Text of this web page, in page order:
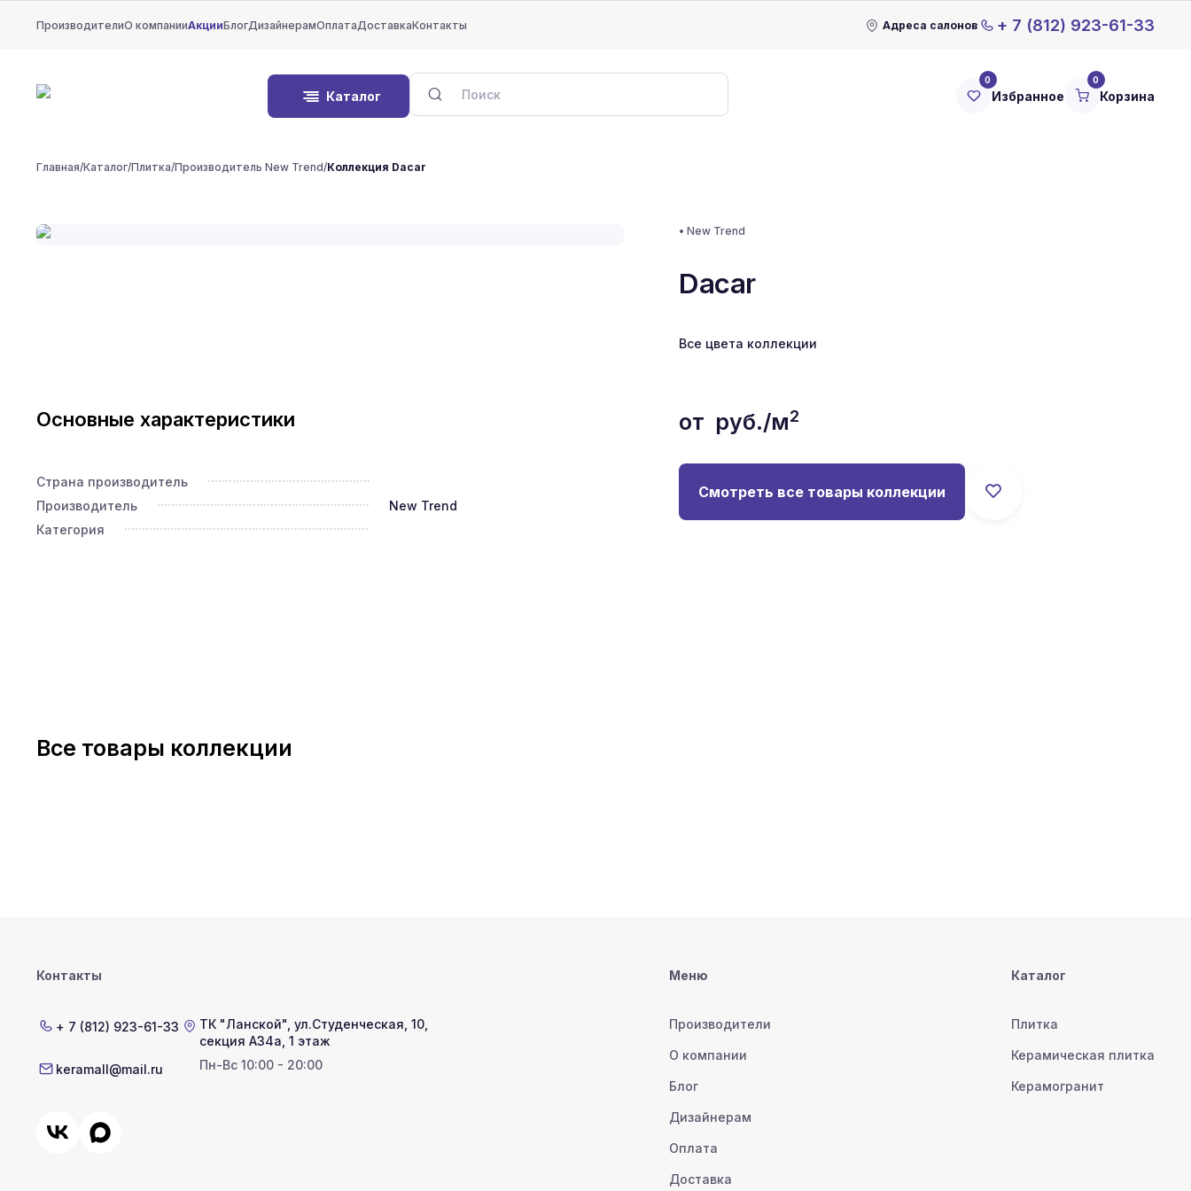
ПроизводителиО компанииАкцииБлогДизайнерамОплатаДоставкаКонтакты Адреса салонов + 7 (812) 923-61-33
Каталог
0
Избранное
0
Корзина
Главная/Каталог/Плитка/Производитель New Trend/Коллекция Dacar
• New Trend
Dacar
Все цвета коллекции
от руб./м2
Смотреть все товары коллекции
Основные характеристики
Страна производитель
Производитель
New Trend
Категория
Все товары коллекции
Контакты
+ 7 (812) 923-61-33
keramall@mail.ru
ТК "Ланской" ул.Студенческая, 10,
секция А34а, 1 этаж
Пн-Вс 10:00 - 20:00
Меню
Производители
О компании
Блог
Дизайнерам
Оплата
Доставка
Каталог
Плитка
Керамическая плитка
Керамогранит